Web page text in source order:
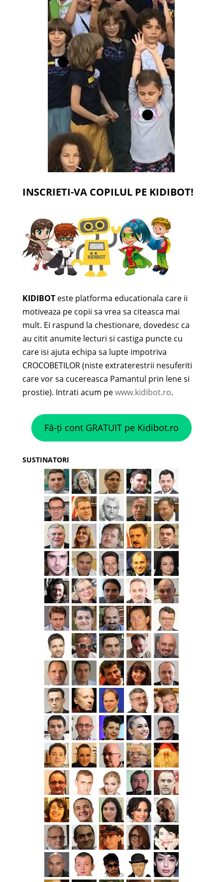
INSCRIETI-VA COPILUL PE KIDIBOT!
KIDIBOTeste platforma educationala care ii
motiveaza pe copii sa vrea sa citeasca mai
mult. Ei raspund la chestionare, dovedesc ca
au citit anumite lecturi si castiga puncte cu
care isi ajuta echipa sa lupte impotriva
CROCOBETILOR (niste extraterestrii nesuferiti
care vor sa cucereasca Pamantul prin lene si
prostie). Intrati acum pewww.kidibot.ro.
Fă-ți cont GRATUIT pe Kidibot.ro
SUSTINATORI